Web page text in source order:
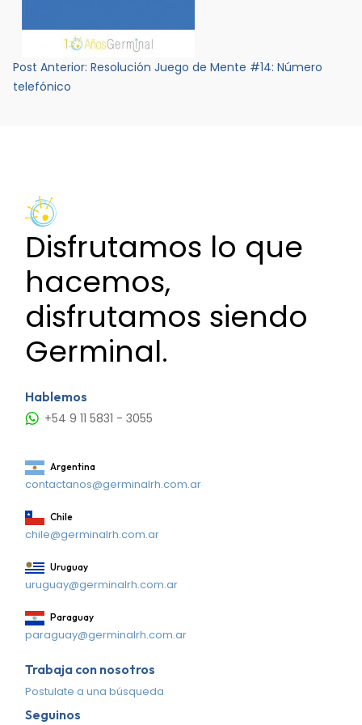
Navegación
de
Post Anterior: Resolución Juego de Mente #14: Número
telefónico
Disfrutamos lo que
hacemos,
disfrutamos siendo
Germinal.
Hablemos
+54 9 11 5831 - 3055
Argentina
contactanos@germinalrh.com.ar
Chile
chile@germinalrh.com.ar
Uruguay
uruguay@germinalrh.com.ar
Paraguay
paraguay@germinalrh.com.ar
Trabaja con nosotros
Postulate a una búsqueda
Seguinos